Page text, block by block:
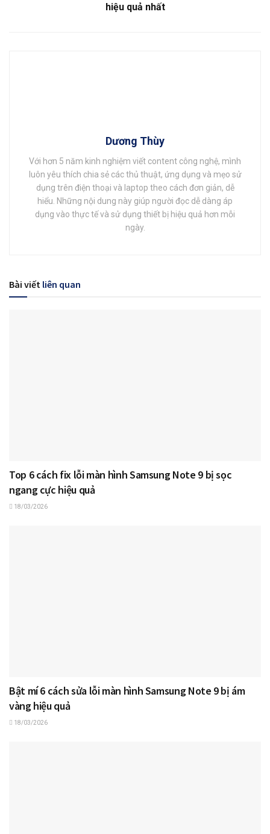
hiệu quả nhất
Dương Thùy
Với hơn 5 năm kinh nghiệm viết content công nghệ, mình
luôn yêu thích chia sẻ các thủ thuật, ứng dụng và mẹo sử
dụng trên điện thoại và laptop theo cách đơn giản, dễ
hiểu. Những nội dung này giúp người đọc dễ dàng áp
dụng vào thực tế và sử dụng thiết bị hiệu quả hơn mỗi
ngày.
Bài viết liên quan
Top 6 cách fix lỗi màn hình Samsung Note 9 bị sọc
ngang cực hiệu quả
18/03/2026
Bật mí 6 cách sửa lỗi màn hình Samsung Note 9 bị ám
vàng hiệu quả
18/03/2026